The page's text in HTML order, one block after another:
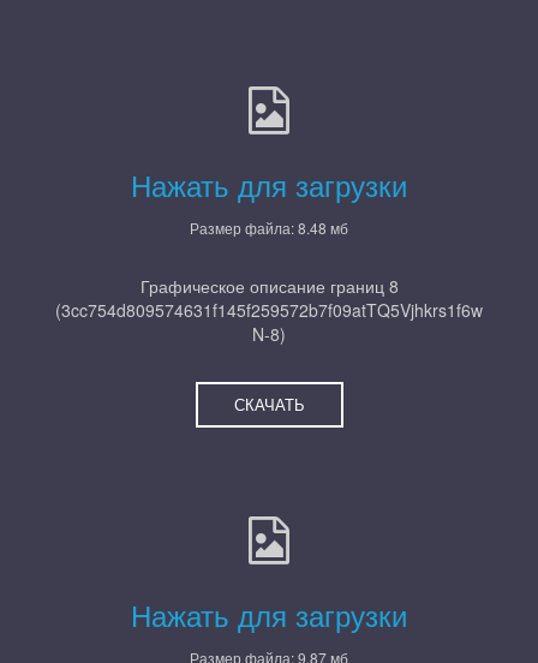
Нажать для загрузки
Размер файла: 8.48 мб
Графическое описание границ 8
(3cc754d809574631f145f259572b7f09atTQ5Vjhkrs1f6w
N-8)
СКАЧАТЬ
Нажать для загрузки
Размер файла: 9.87 мб